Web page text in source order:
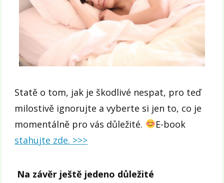
Statě o tom, jak je škodlivé nespat, pro teď
milostivě ignorujte a vyberte si jen to, co je
momentálně pro vás důležité.
E-book
stahujte zde. >>>
Na závěr ještě jedeno důležité